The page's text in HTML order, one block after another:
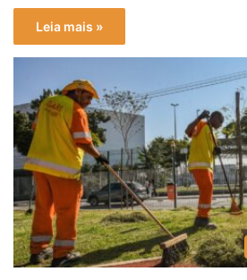
Leia mais »